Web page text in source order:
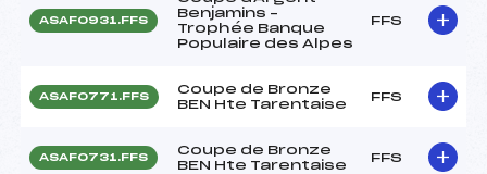
ASAF0931.FFS
Benjamins –
Trophée Banque
Populaire des Alpes
FFS
ASAF0771.FFS
Coupe de Bronze
BEN Hte Tarentaise
FFS
ASAF0731.FFS
Coupe de Bronze
BEN Hte Tarentaise
FFS